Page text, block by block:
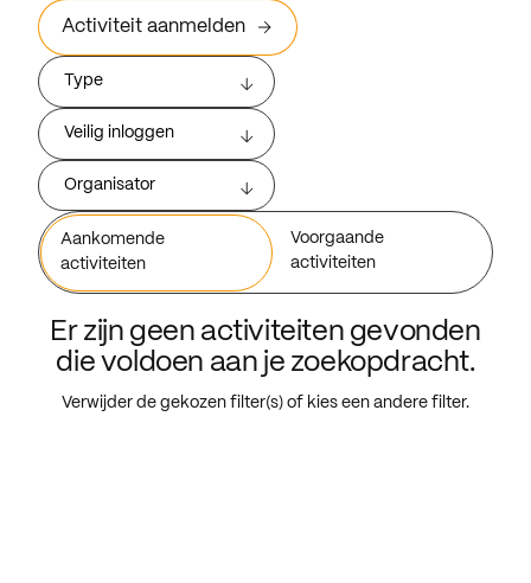
Activiteit aanmelden
Type
Veilig inloggen
Organisator
Aankomende
activiteiten
Voorgaande
activiteiten
Er zijn geen activiteiten gevonden
die voldoen aan je zoekopdracht.
Verwijder de gekozen filter(s) of kies een andere filter.